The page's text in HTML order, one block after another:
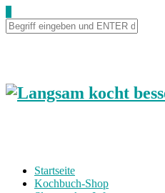
Startseite
Kochbuch-Shop